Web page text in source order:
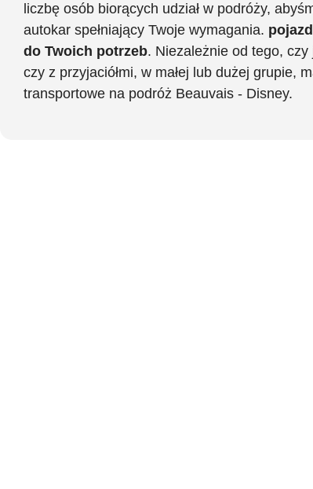
liczbę osób biorących udział w podróży,
autokar spełniający Twoje wymagania.
do Twoich potrzeb. Niezależnie od tego,
czy z przyjaciółmi, w małej lub dużej grupie,
transportowe na podróż Beauvais - Disney.